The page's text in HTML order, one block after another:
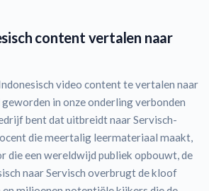
content vertalen naar
video content te vertalen naar
in onze onderling verbonden
bent dat uitbreidt naar Servisch-
die meertalig leermateriaal maakt,
die een wereldwijd publiek opbouwt, de
naar Servisch overbrugt de kloof